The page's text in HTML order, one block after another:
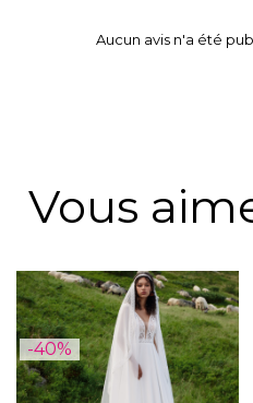
Aucun avis n'a été
Vous
-40%